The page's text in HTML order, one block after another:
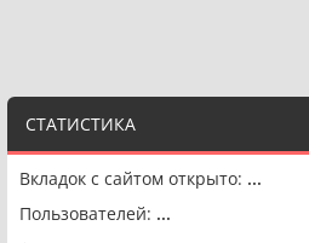
СТАТИСТИКА
Вкладок с сайтом открыто: ...
Пользователей: ...